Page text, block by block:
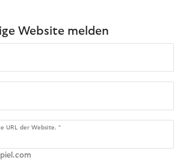
Website melden
URL der Website.